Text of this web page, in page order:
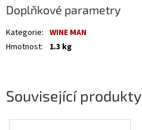
Související produkty
Doplňkové parametry
Kategorie: WINE MAN
Hmotnost: 1.3 kg